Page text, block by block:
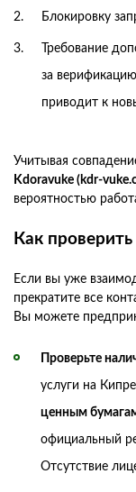
Блокировку
Требование
за
приводит к
Учитывая
Kdoravuke (kdr-
вероятностью
Как
Если вы уже
прекратите все
Вы можете
Проверьте
услуги на
ценным
официальный
Отсутствие